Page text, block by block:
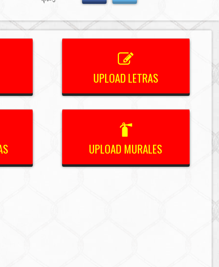
UPLOAD LETRAS
UPLOAD MURALES